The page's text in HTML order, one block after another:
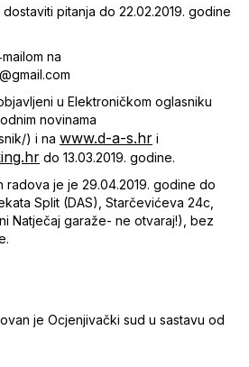
pitanja do 22.02.2019. godine
na
u Elektroničkom oglasniku
novinama
) i na www.d-a-s.hr i
do 13.03.2019. godine.
radova je je 29.04.2019. godine do
Split (DAS), Starčevićeva 24c,
Natječaj garaže- ne otvaraj!), bez
je Ocjenjivački sud u sastavu od